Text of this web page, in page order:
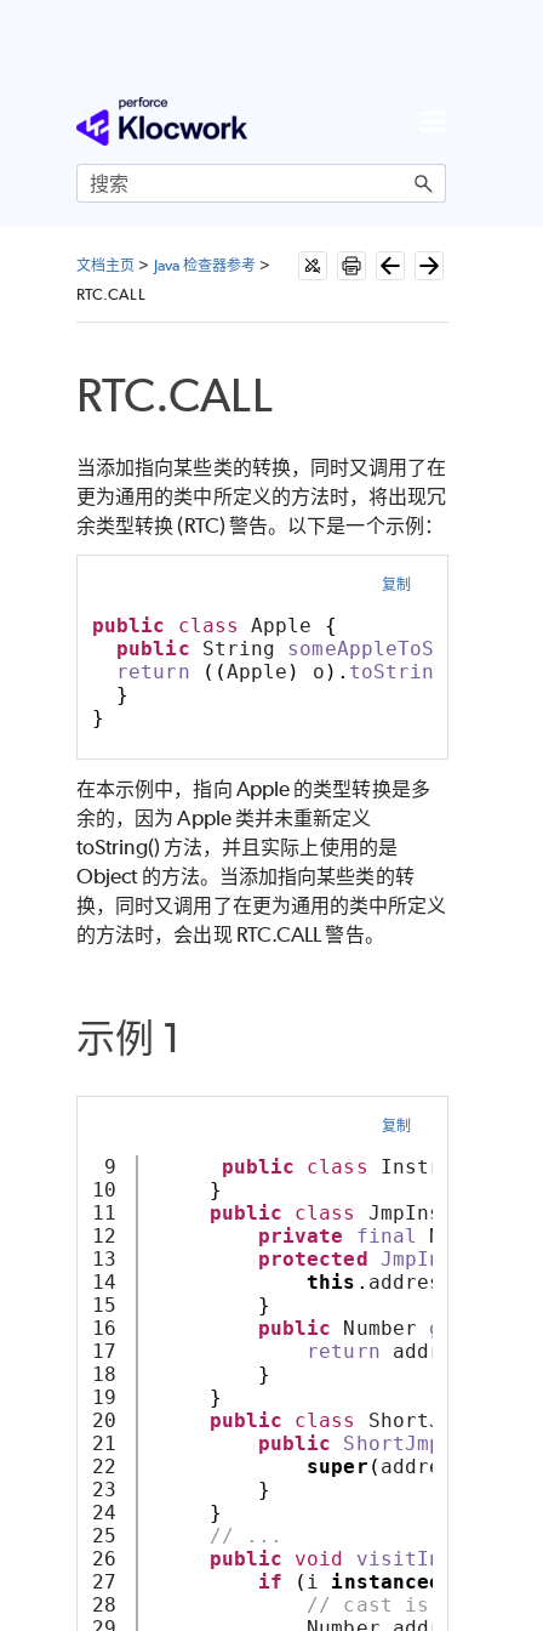
跳到主内容
文档主页 > Java 检查器参考 >
RTC.CALL
RTC.CALL
当添加指向某些类的转换，同时又调用了在
更为通用的类中所定义的方法时，将出现冗
余类型转换 (RTC) 警告。以下是一个示例：
复制
public class Apple {
public String someAppleToString
return
((Apple ) o ). toString
}
}
在本示例中，指向 Apple 的类型转换是多
余的，因为 Apple 类并未重新定义
toString() 方法，并且实际上使用的是
Object 的方法。当添加指向某些类的转
换，同时又调用了在更为通用的类中所定义
的方法时，会出现 RTC.CALL 警告。
示例 1
复制
9
10
11
12
13
14
15
16
17
18
19
20
21
22
23
24
25
26
27
28
public class Instruction
}
public
class
private
final
Number
protected
this . address =
}
public Number
return address;
}
}
public
class
public
super ( address
}
}
// ...
public
void
if
( i instanceof
// cast is not